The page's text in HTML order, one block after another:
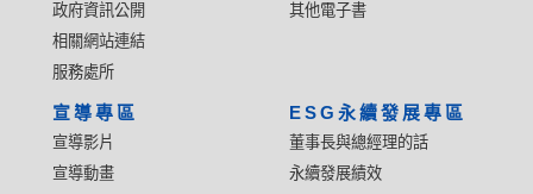
政府資訊公開
相關網站連結
服務處所
其他電子書
宣導專區
宣導影片
宣導動畫
ESG永續發展專區
董事長與總經理的話
永續發展績效